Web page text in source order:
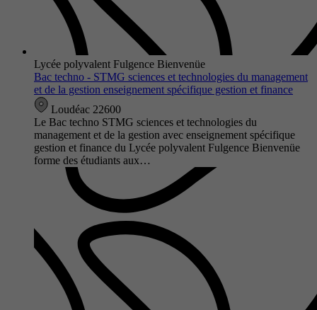
Lycée polyvalent Fulgence Bienvenüe
Bac techno - STMG sciences et technologies du management
et de la gestion enseignement spécifique gestion et finance
Loudéac 22600
Le Bac techno STMG sciences et technologies du
management et de la gestion avec enseignement spécifique
gestion et finance du Lycée polyvalent Fulgence Bienvenüe
forme des étudiants aux…